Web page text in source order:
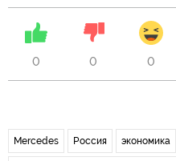
0 0 0
Mercedes Россия экономика